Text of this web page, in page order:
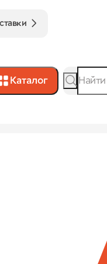
Каталог